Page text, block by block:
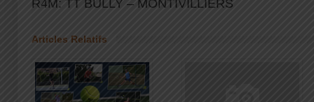
R4M: TT BULLY – MONTIVILLIERS
Articles Relatifs